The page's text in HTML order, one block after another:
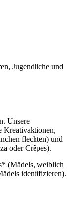
Jugendliche und
Unsere
Kreativaktionen,
flechten) und
oder Crêpes).
(Mädels, weiblich
identifizieren).